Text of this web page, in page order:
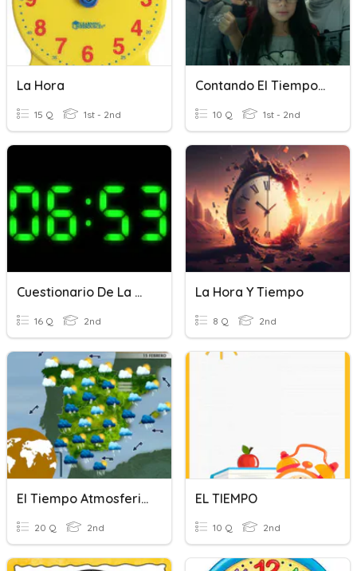
La Hora
15 Q 1st - 2nd
Contando El Tiempo En Horas
10 Q 1st - 2nd
Cuestionario De La Hora
16 Q 2nd
La Hora Y Tiempo
8 Q 2nd
El Tiempo Atmosferico
20 Q 2nd
EL TIEMPO
10 Q 2nd